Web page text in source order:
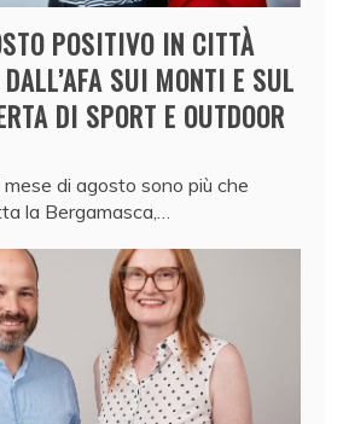
POSITIVO IN CITTÀ
SUI MONTI E SUL
DI SPORT E OUTDOOR
di agosto sono più che
la Bergamasca,…